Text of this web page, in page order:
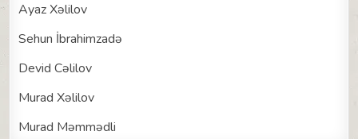
Ayaz Xəlilov
Sehun İbrahimzadə
Devid Cəlilov
Murad Xəlilov
Murad Məmmədli